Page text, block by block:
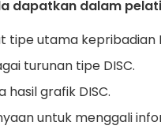
dapatkan dalam
tipe utama kepribadian
turunan tipe DISC.
grafik DISC.
untuk menggali